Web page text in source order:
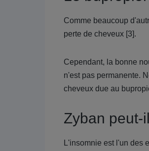
Comme beaucoup
perte de cheveux [3].
Cependant, la bonne
n'est pas permanente.
cheveux due au
Zyban
L'insomnie est l'un des